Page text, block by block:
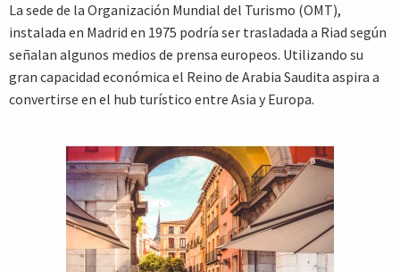
La sede de la Organización Mundial del Turismo (OMT),
instalada en Madrid en 1975 podría ser trasladada a Riad según
señalan algunos medios de prensa europeos. Utilizando su
gran capacidad económica el Reino de Arabia Saudita aspira a
convertirse en el hub turístico entre Asia y Europa.